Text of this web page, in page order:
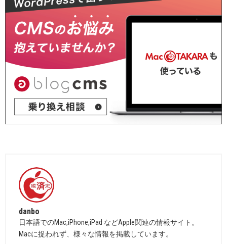
danbo
日本語でのMac,iPhone,iPad などApple関連の情報サイト。
Macに捉われず、様々な情報を掲載しています。